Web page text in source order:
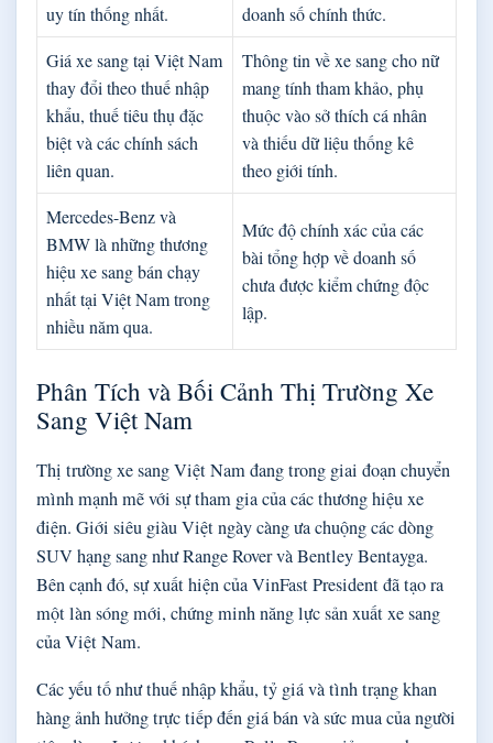
uy tín thống nhất.
doanh số chính thức.
Giá xe sang tại Việt Nam
thay đổi theo thuế nhập
khẩu, thuế tiêu thụ đặc
biệt và các chính sách
liên quan.
Thông tin về xe sang cho nữ
mang tính tham khảo, phụ
thuộc vào sở thích cá nhân
và thiếu dữ liệu thống kê
theo giới tính.
Mercedes-Benz và
BMW là những thương
hiệu xe sang bán chạy
nhất tại Việt Nam trong
nhiều năm qua.
Mức độ chính xác của các
bài tổng hợp về doanh số
chưa được kiểm chứng độc
lập.
Phân Tích và Bối Cảnh Thị Trường Xe
Sang Việt Nam
Thị trường xe sang Việt Nam đang trong giai đoạn chuyển
mình mạnh mẽ với sự tham gia của các thương hiệu xe
điện. Giới siêu giàu Việt ngày càng ưa chuộng các dòng
SUV hạng sang như Range Rover và Bentley Bentayga.
Bên cạnh đó, sự xuất hiện của VinFast President đã tạo ra
một làn sóng mới, chứng minh năng lực sản xuất xe sang
của Việt Nam.
Các yếu tố như thuế nhập khẩu, tỷ giá và tình trạng khan
hàng ảnh hưởng trực tiếp đến giá bán và sức mua của người